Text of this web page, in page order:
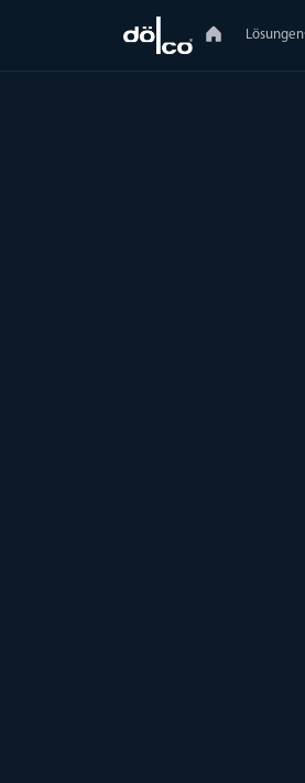
Lösungen